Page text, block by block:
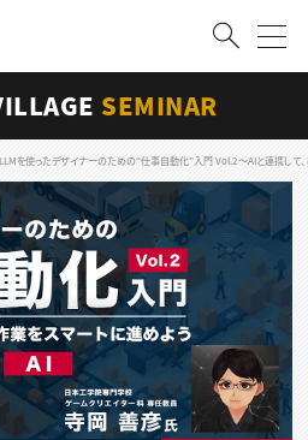
会員登録
SEMINAR
を使ったデザイナーのための“仕事自動化”入門 Vol.2〜AIと連携して、